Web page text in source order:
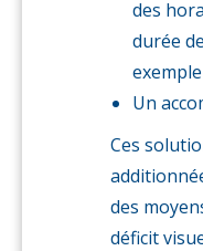
des
durée
exemple
Un
Ces
des
déficit